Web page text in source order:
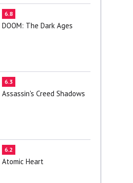
6.8
DOOM: The Dark Ages
6.3
Assassin's Creed Shadows
6.2
Atomic Heart